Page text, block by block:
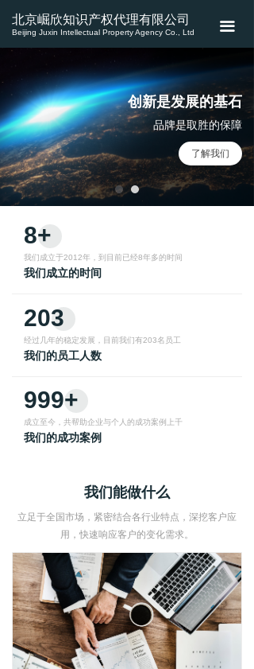
끀
首页
关于我们
业务介绍
新闻资讯
联系我们
北京崛欣知识产权代理有限公司
Beijing Juxin Intellectual Property Agency Co., Ltd
品牌是取胜的保障
创新是发展的基石
了解我们
我们能做什么
立足于全国市场，紧密结合各行业特点，深挖客户应
用，快速响应客户的变化需求。
203
我们的员工人数
经过几年的稳定发展，目前我们有203名员工
8+
我们成立的时间
我们成立于2012年，到目前已经8年多的时间
999+
我们的成功案例
成立至今，共帮助企业与个人的成功案例上千